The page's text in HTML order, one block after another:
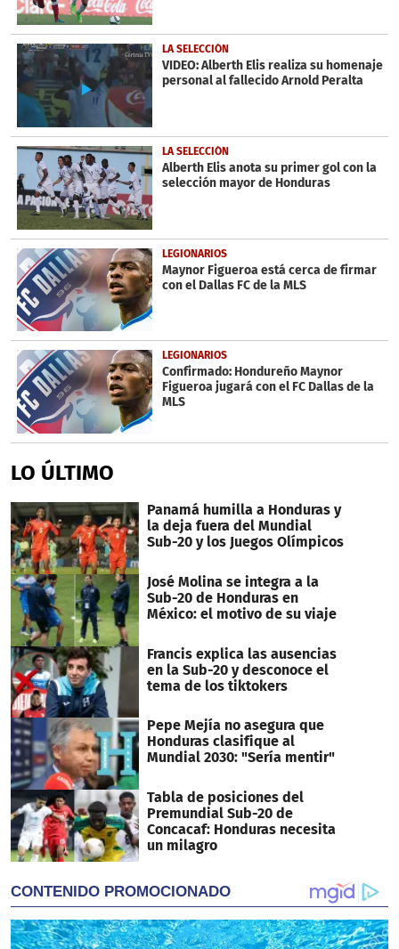
LA SELECCIÓN
VIDEO: Alberth Elis realiza su homenaje
personal al fallecido Arnold Peralta
LA SELECCIÓN
Alberth Elis anota su primer gol con la
selección mayor de Honduras
LEGIONARIOS
Maynor Figueroa está cerca de firmar
con el Dallas FC de la MLS
LEGIONARIOS
Confirmado: Hondureño Maynor
Figueroa jugará con el FC Dallas de la
MLS
LO ÚLTIMO
Panamá humilla a Honduras y
la deja fuera del Mundial
Sub-20 y los Juegos Olímpicos
José Molina se integra a la
Sub-20 de Honduras en
México: el motivo de su viaje
Francis explica las ausencias
en la Sub-20 y desconoce el
tema de los tiktokers
Pepe Mejía no asegura que
Honduras clasifique al
Mundial 2030: "Sería mentir"
Tabla de posiciones del
Premundial Sub-20 de
Concacaf: Honduras necesita
un milagro